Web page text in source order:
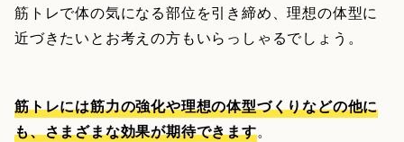
筋トレで体の気になる部位を引き締め、理想の体型に
近づきたいとお考えの方もいらっしゃるでしょう。
筋トレには筋力の強化や理想の体型づくりなどの他に
も、さまざまな効果が期待できます。